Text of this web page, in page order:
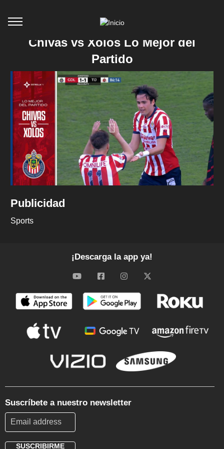
Chivas vs Xolos Lo Mejor del
Partido
Publicidad
Sports
¡Descarga la app ya!
Suscríbete a nuestro newsletter
SUSCRIBIRME